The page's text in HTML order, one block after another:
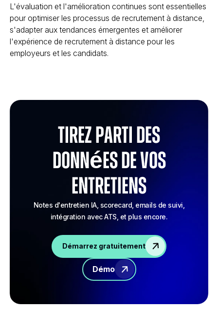
L'évaluation et l'amélioration continues sont essentielles
pour optimiser les processus de recrutement à distance,
s'adapter aux tendances émergentes et améliorer
l'expérience de recrutement à distance pour les
employeurs et les candidats.
Tirez parti des
données de vos
entretiens
Notes d'entretien IA, scorecard, emails de suivi,
intégration avec ATS, et plus encore.
Démarrez gratuitement
Démo